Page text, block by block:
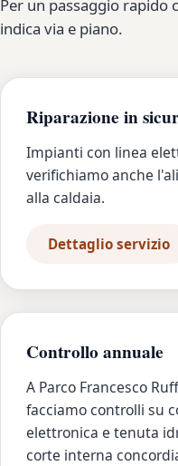
Per un passaggio rapido
indica via e piano.
Riparazione in
Impianti con linea
verifichiamo anche
alla caldaia.
Dettaglio servizio
Controllo annuale
A Parco Francesco
facciamo controlli su
elettronica e tenuta
corte interna